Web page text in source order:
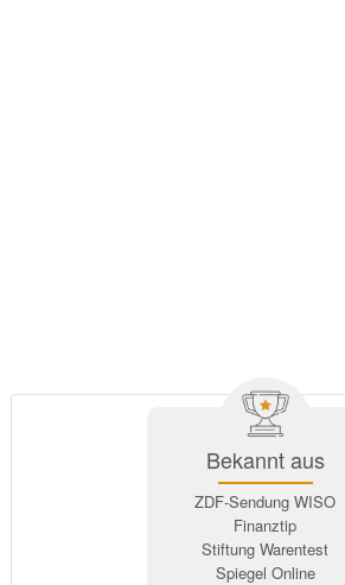
Bekannt aus
ZDF-Sendung WISO
Finanztip
Stiftung Warentest
Spiegel Online